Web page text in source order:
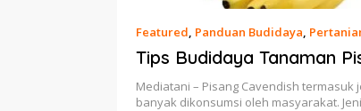
Featured, Panduan Budidaya,
Tips Budidaya Tanaman
Mediatani – Pisang Cavendish termasuk
banyak dikonsumsi oleh masyarakat.